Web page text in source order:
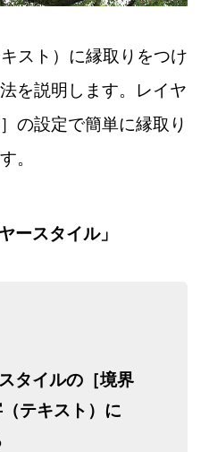
スト）に縁取りをつけ
を説明します。レイヤ
の設定で簡単に縁取り
。
ースタイル」
タイルの［境界
テキスト）に